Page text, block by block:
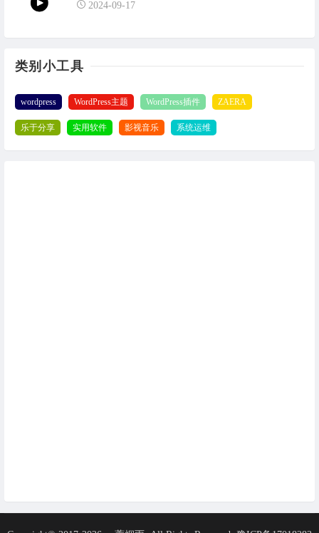
2024-09-17
类别小工具
wordpress WordPress主题 WordPress插件 ZAERA
乐于分享 实用软件 影视音乐 系统运维